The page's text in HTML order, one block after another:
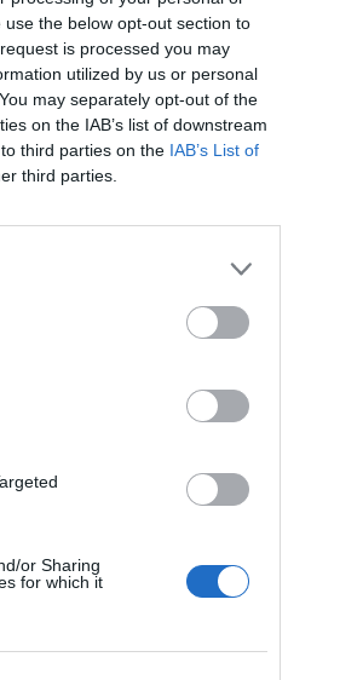
the below opt-out section to
is processed you may
utilized by us or personal
may separately opt-out of the
on the IAB’s list of downstream
third parties on the IAB’s List of
third parties.
or Sharing
for which it